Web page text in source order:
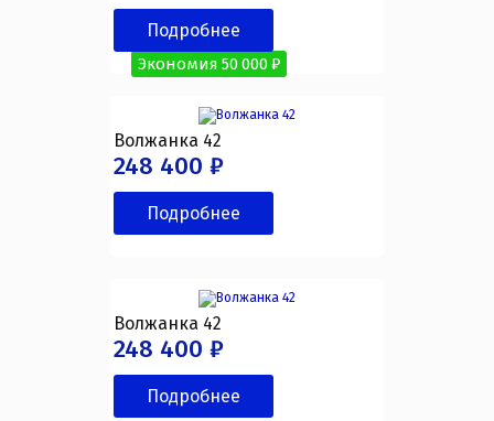
Экономия 50 000 ₽
Подробнее
Волжанка 42
248 400 ₽
Подробнее
Волжанка 42
248 400 ₽
Подробнее